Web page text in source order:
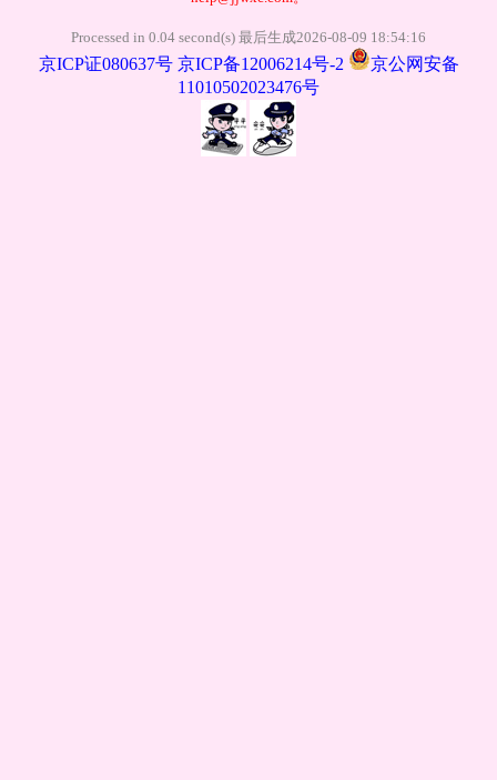
Processed in 0.04 second(s) 最后生成2026-08-09 18:54:16
京ICP证080637号 京ICP备12006214号-2
京公网安备
11010502023476号